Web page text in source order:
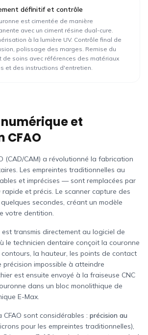
définitif et contrôle
est cimentée de manière
avec un ciment résine dual-cure.
à la lumière UV. Contrôle final de
polissage des marges. Remise du
de soins avec références des matériaux
et des instructions d'entretien.
et
(CAD/CAM) a révolutionné la fabrication
Les empreintes traditionnelles au
et imprécises — sont remplacées par
rapide et précis. Le scanner capture des
secondes, créant un modèle
votre dentition.
est transmis directement au logiciel de
le technicien dentaire conçoit la couronne
contours, la hauteur, les points de contact
précision impossible à atteindre
est ensuite envoyé à la fraiseuse CNC
dans un bloc monolithique de
E-Max.
sont considérables : précision au
pour les empreintes traditionnelles),